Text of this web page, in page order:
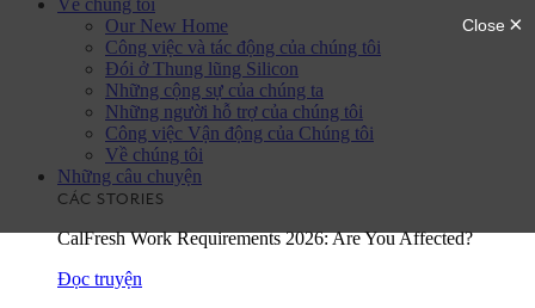
Về chúng tôi
Our New Home
Công việc và tác động của chúng tôi
Đói ở Thung lũng Silicon
Những cộng sự của chúng ta
Những người hỗ trợ của chúng tôi
Công việc Vận động của Chúng tôi
Về chúng tôi
Những câu chuyện
CÁC STORIES
CalFresh Work Requirements 2026: Are You Affected?
Đọc truyện